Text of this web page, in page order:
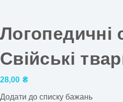
Логопедичні
Свійські
28,00 ₴
Додати до списку бажань